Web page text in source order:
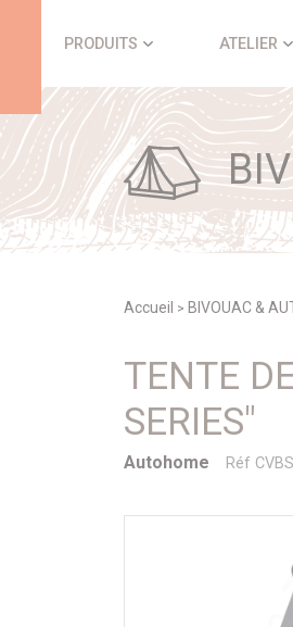
PRODUITS ATELIER
Accueil > BIVOUAC &
TENTE
SERIES"
Autohome Réf